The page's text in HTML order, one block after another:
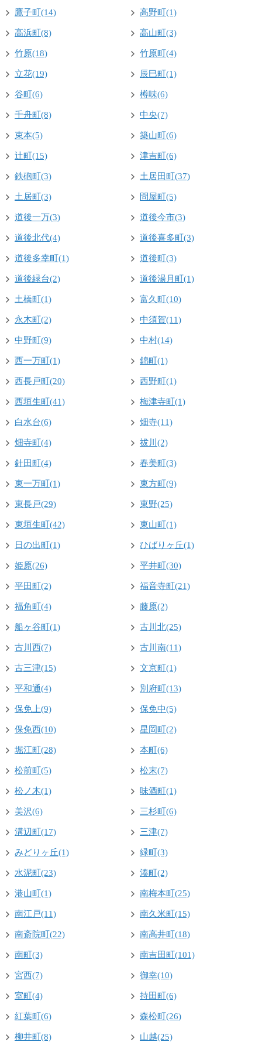
鷹子町(14) 高野町(1)
高浜町(8) 高山町(3)
竹原(18) 竹原町(4)
立花(19) 辰巳町(1)
谷町(6) 樽味(6)
千舟町(8) 中央(7)
束本(5) 築山町(6)
辻町(15) 津吉町(6)
鉄砲町(3) 土居田町(37)
土居町(3) 問屋町(5)
道後一万(3) 道後今市(3)
道後北代(4) 道後喜多町(3)
道後多幸町(1) 道後町(3)
道後緑台(2) 道後湯月町(1)
土橋町(1) 富久町(10)
永木町(2) 中須賀(11)
中野町(9) 中村(14)
西一万町(1) 錦町(1)
西長戸町(20) 西野町(1)
西垣生町(41) 梅津寺町(1)
白水台(6) 畑寺(11)
畑寺町(4) 祓川(2)
針田町(4) 春美町(3)
東一万町(1) 東方町(9)
東長戸(29) 東野(25)
東垣生町(42) 東山町(1)
日の出町(1) ひばりヶ丘(1)
姫原(26) 平井町(30)
平田町(2) 福音寺町(21)
福角町(4) 藤原(2)
船ヶ谷町(1) 古川北(25)
古川西(7) 古川南(11)
古三津(15) 文京町(1)
平和通(4) 別府町(13)
保免上(9) 保免中(5)
保免西(10) 星岡町(2)
堀江町(28) 本町(6)
松前町(5) 松末(7)
松ノ木(1) 味酒町(1)
美沢(6) 三杉町(6)
溝辺町(17) 三津(7)
みどりヶ丘(1) 緑町(3)
水泥町(23) 湊町(2)
港山町(1) 南梅本町(25)
南江戸(11) 南久米町(15)
南斎院町(22) 南高井町(18)
南町(3) 南吉田町(101)
宮西(7) 御幸(10)
室町(4) 持田町(6)
紅葉町(6) 森松町(26)
柳井町(8) 山越(25)